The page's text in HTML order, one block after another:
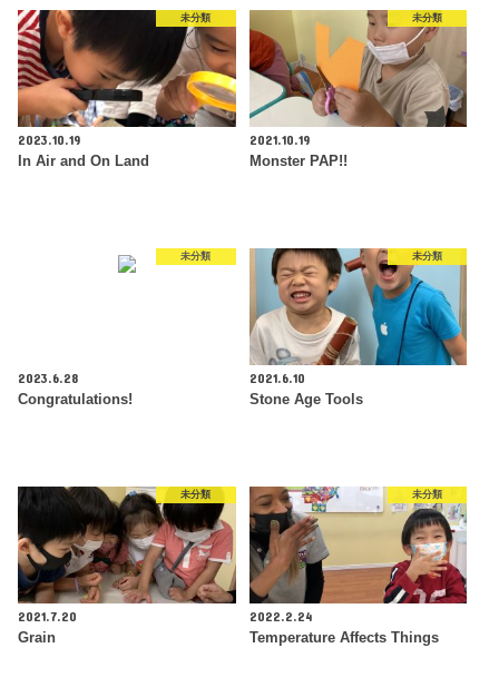
未分類
2023.10.19
In Air and On Land
未分類
2021.10.19
Monster PAP!!
未分類
2023.6.28
Congratulations!
未分類
2021.6.10
Stone Age Tools
未分類
2021.7.20
Grain
未分類
2022.2.24
Temperature Affects Things